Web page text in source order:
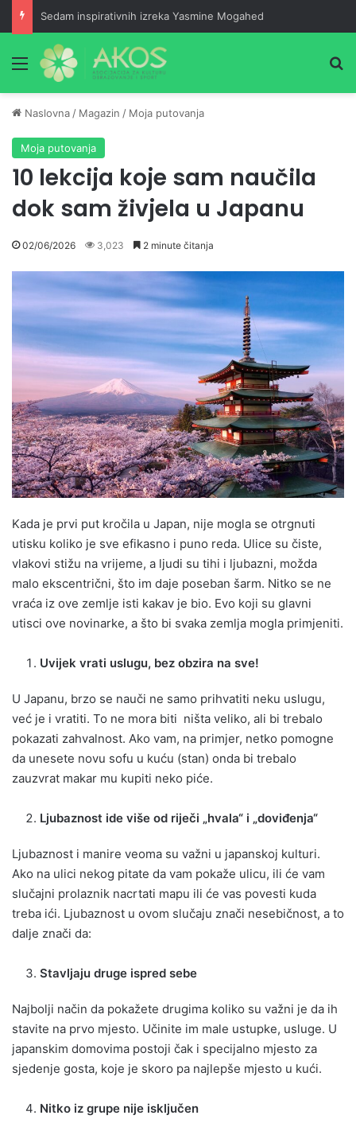
Sedam inspirativnih izreka Yasmine Mogahed
Meni
Naslovna / Magazin / Moja putovanja
Moja putovanja
10 lekcija koje sam naučila
dok sam živjela u Japanu
02/06/2026 3,023 2 minute čitanja
Kada je prvi put kročila u Japan, nije mogla se otrgnuti
utisku koliko je sve efikasno i puno reda. Ulice su čiste,
vlakovi stižu na vrijeme, a ljudi su tihi i ljubazni, možda
malo ekscentrični, što im daje poseban šarm. Nitko se ne
vraća iz ove zemlje isti kakav je bio. Evo koji su glavni
utisci ove novinarke, a što bi svaka zemlja mogla primjeniti.
Uvijek vrati uslugu, bez obzira na sve!
U Japanu, brzo se nauči ne samo prihvatiti neku uslugu,
već je i vratiti. To ne mora biti ništa veliko, ali bi trebalo
pokazati zahvalnost. Ako vam, na primjer, netko pomogne
da unesete novu sofu u kuću (stan) onda bi trebalo
zauzvrat makar mu kupiti neko piće.
Ljubaznost ide više od riječi „hvala“ i „doviđenja“
Ljubaznost i manire veoma su važni u japanskoj kulturi.
Ako na ulici nekog pitate da vam pokaže ulicu, ili će vam
slučajni prolaznik nacrtati mapu ili će vas povesti kuda
treba ići. Ljubaznost u ovom slučaju znači nesebičnost, a to
dalje znači da:
Stavljaju druge ispred sebe
Najbolji način da pokažete drugima koliko su važni je da ih
stavite na prvo mjesto. Učinite im male ustupke, usluge. U
japanskim domovima postoji čak i specijalno mjesto za
sjedenje gosta, koje je skoro pa najlepše mjesto u kući.
Nitko iz grupe nije isključen